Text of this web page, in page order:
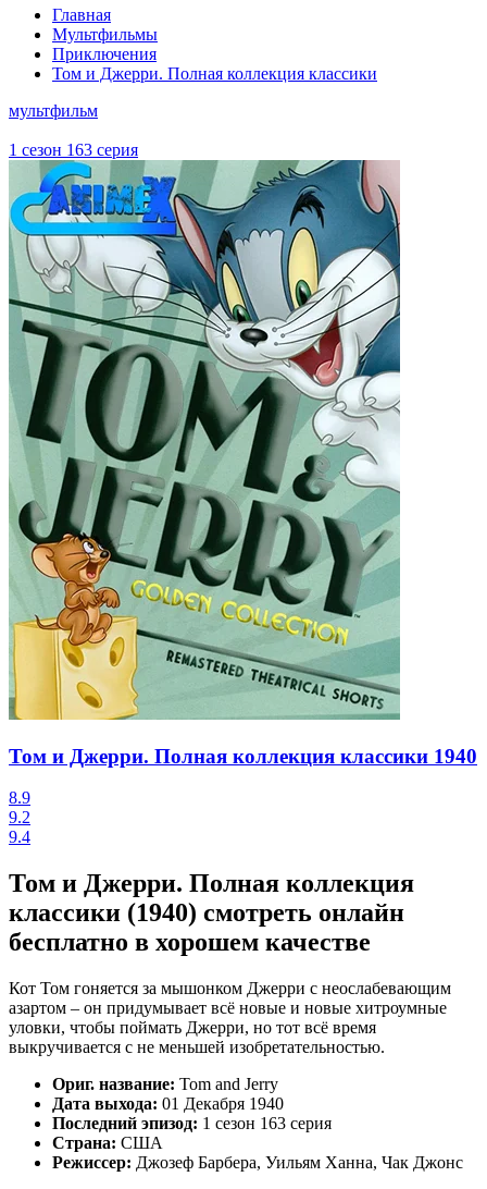
Главная
Мультфильмы
Приключения
Том и Джерри. Полная коллекция классики
мультфильм
1 сезон 163 серия
Том и Джерри. Полная коллекция классики 1940
8.9
9.2
9.4
Том и Джерри. Полная коллекция
классики (1940) смотреть онлайн
бесплатно в хорошем качестве
Кот Том гоняется за мышонком Джерри с неослабевающим
азартом – он придумывает всё новые и новые хитроумные
уловки, чтобы поймать Джерри, но тот всё время
выкручивается с не меньшей изобретательностью.
Ориг. название: Tom and Jerry
Дата выхода: 01 Декабря 1940
Последний эпизод: 1 сезон 163 серия
Страна: США
Режиссер: Джозеф Барбера, Уильям Ханна, Чак Джонс